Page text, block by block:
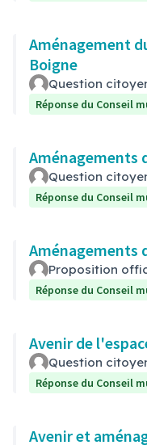
Aménagement
Boigne
Question
Réponse du Conseil
Aménagements
Question
Réponse du Conseil
Aménagements
Proposition
Réponse du Conseil
Avenir de
Question
Réponse du Conseil
Avenir et